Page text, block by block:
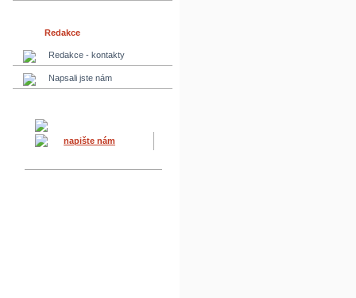
Redakce
Redakce - kontakty
Napsali jste nám
napište nám